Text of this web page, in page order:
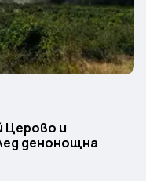
Церово и
денонощна